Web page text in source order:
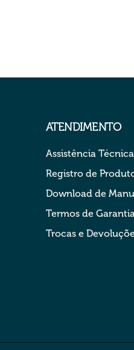
ATENDIMENTO
Assistência Técnica
Registro de
Download de
Termos de
Trocas e